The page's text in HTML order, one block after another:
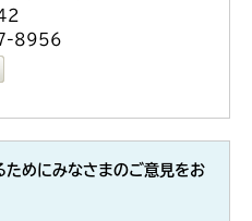
8956
ためにみなさまのご意見をお